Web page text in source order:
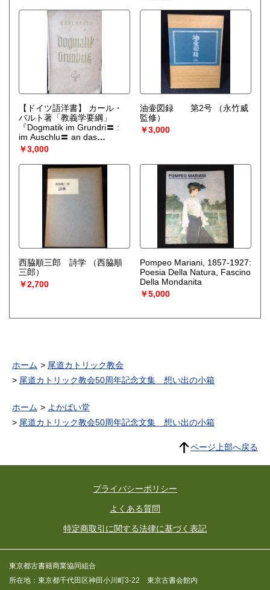
【ドイツ語洋書】 カール・
バルト著「教義学要綱」
『Dogmatik im Grundri〓 :
im Auschlu〓 an das
apostolische
Glaubensbekenntnis』
（Karl Barth (カール・バル
￥3,000
油壷図録 第2号
（永竹威
監修）
￥3,000
西脇順三郎 詩学
（西脇順
三郎）
￥2,700
Pompeo Mariani, 1857-1927:
Poesia Della Natura, Fascino
Della Mondanita
￥5,000
ホーム
尾道カトリック教会
尾道カトリック教会50周年記念文集 想い出の小箱
ホーム
よかばい堂
尾道カトリック教会50周年記念文集 想い出の小箱
ページ上部へ戻る
プライバシーポリシー
よくある質問
特定商取引に関する法律に基づく表記
東京都古書籍商業協同組合
所在地：東京都千代田区神田小川町3-22 東京古書会館内